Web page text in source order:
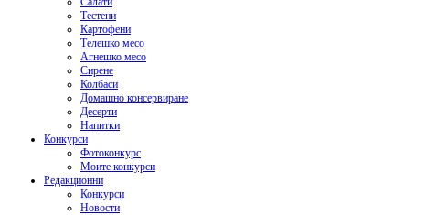
Тестени
Картофени
Телешко месо
Агнешко месо
Сирене
Колбаси
Домашно консервиране
Десерти
Напитки
Конкурси
Фотоконкурс
Моите конкурси
Редакционни
Конкурси
Новости